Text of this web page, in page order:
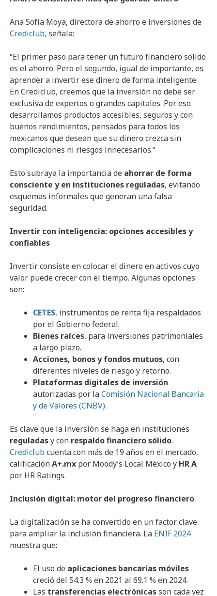
Ana Sofía Moya, directora de ahorro e inversiones de
Crediclub, señala:
“El primer paso para tener un futuro financiero sólido
es el ahorro. Pero el segundo, igual de importante, es
aprender a invertir ese dinero de forma inteligente.
En Crediclub, creemos que la inversión no debe ser
exclusiva de expertos o grandes capitales. Por eso
desarrollamos productos accesibles, seguros y con
buenos rendimientos, pensados para todos los
mexicanos que desean que su dinero crezca sin
complicaciones ni riesgos innecesarios.”
Esto subraya la importancia de ahorrar de forma
consciente y en instituciones reguladas, evitando
esquemas informales que generan una falsa
seguridad.
Invertir con inteligencia: opciones accesibles y
confiables
Invertir consiste en colocar el dinero en activos cuyo
valor puede crecer con el tiempo. Algunas opciones
son:
CETES, instrumentos de renta fija respaldados
por el Gobierno federal.
Bienes raíces, para inversiones patrimoniales
a largo plazo.
Acciones, bonos y fondos mutuos, con
diferentes niveles de riesgo y retorno.
Plataformas digitales de inversión
autorizadas por laComisión Nacional Bancaria
y de Valores (CNBV).
Es clave que la inversión se haga en instituciones
reguladasy con respaldo financiero sólido.
Crediclubcuenta con más de 19 años en el mercado,
calificaciónA+.mx por Moody’s Local México y HR A
por HR Ratings.
Inclusión digital: motor del progreso financiero
La digitalización se ha convertido en un factor clave
para ampliar la inclusión financiera. La ENIF 2024
muestra que:
El uso de aplicaciones bancarias móviles
creció del 54.3 % en 2021 al 69.1 % en 2024.
Las transferencias electrónicasson cada vez